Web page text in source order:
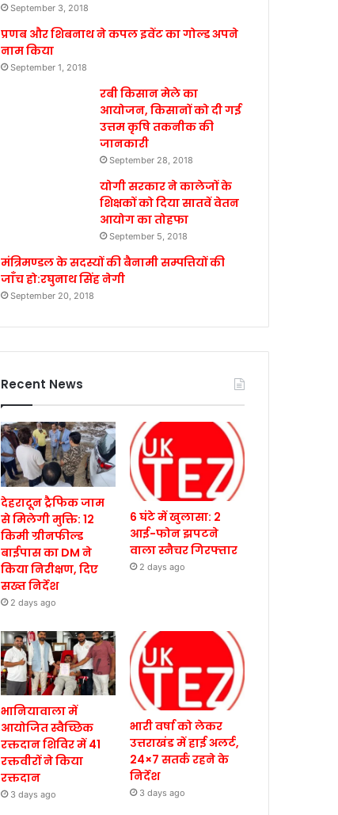
September 3, 2018
प्रणब और शिबनाथ ने कपल इवेंट का गोल्ड अपने
नाम किया
September 1, 2018
रबी किसान मेले का
आयोजन, किसानों को दी गई
उत्तम कृषि तकनीक की
जानकारी
September 28, 2018
योगी सरकार ने कालेजों के
शिक्षकों को दिया सातवें वेतन
आयोग का तोहफा
September 5, 2018
मंत्रिमण्डल के सदस्यों की बैनामी सम्पत्तियों की
जाँच हो:रघुनाथ सिंह नेगी
September 20, 2018
Recent News
देहरादून ट्रैफिक जाम
से मिलेगी मुक्ति: 12
किमी ग्रीनफील्ड
बाईपास का DM ने
किया निरीक्षण, दिए
सख्त निर्देश
2 days ago
6 घंटे में खुलासा: 2
आई-फोन झपटने
वाला स्नैचर गिरफ्तार
2 days ago
भानियावाला में
आयोजित स्वैच्छिक
रक्तदान शिविर में 41
रक्तवीरों ने किया
रक्तदान
3 days ago
भारी वर्षा को लेकर
उत्तराखंड में हाई अलर्ट,
24×7 सतर्क रहने के
निर्देश
3 days ago